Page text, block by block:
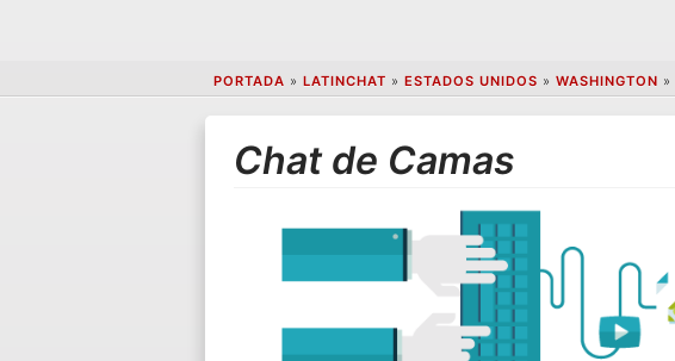
PORTADA » LATINCHAT » ESTADOS UNIDOS » WASHINGTON »
Chat de Camas